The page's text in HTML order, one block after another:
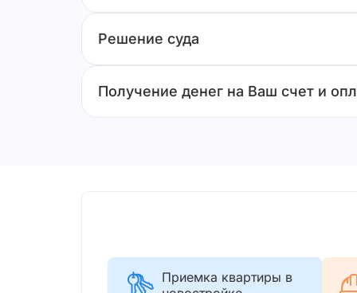
Решение суда
Получение денег на Ваш счет и
Приемка квартиры в